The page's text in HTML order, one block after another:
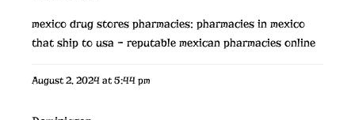
mexico drug stores pharmacies: pharmacies in mexico
that ship to usa – reputable mexican pharmacies online
August 2, 2024 at 5:44 pm